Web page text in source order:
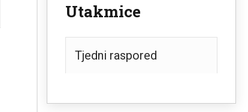
Utakmice
Tjedni raspored